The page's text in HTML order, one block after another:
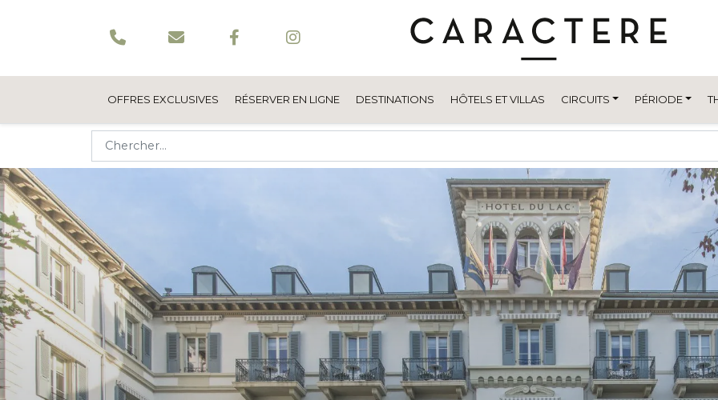
OFFRES EXCLUSIVES RÉSERVER EN LIGNE DESTINATIONS HÔTELS ET VILLAS CIRCUITS PÉRIODE